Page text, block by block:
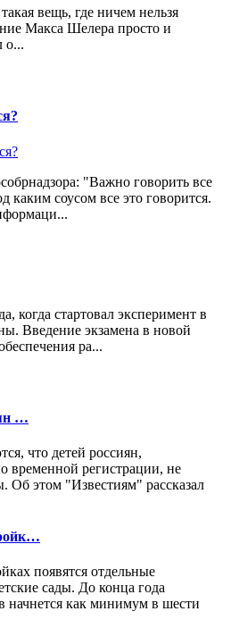
вещь, где ничем нельзя
Макса Шелера просто и
о...
"Важно говорить все
каким соусом все это говорится.
когда стартовал эксперимент в
Введение экзамена в новой
ра...
…
что детей россиян,
регистрации, не
Об этом "Известиям" рассказал
появятся отдельные
сады. До конца года
начнется как минимум в шести